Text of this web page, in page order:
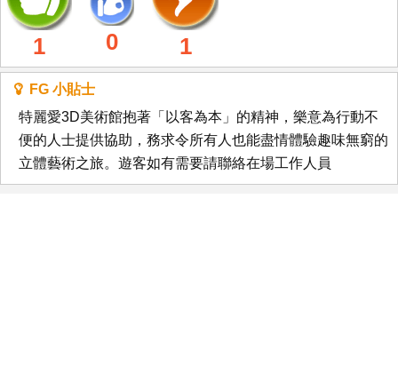
1 0 1
FG 小貼士
特麗愛3D美術館抱著「以客為本」的精神，樂意為行動不
便的人士提供協助，務求令所有人也能盡情體驗趣味無窮的
立體藝術之旅。遊客如有需要請聯絡在場工作人員